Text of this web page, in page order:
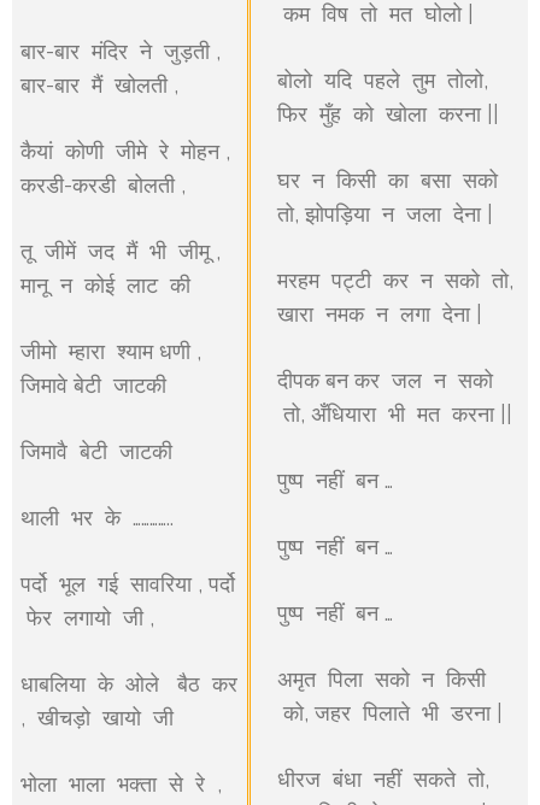
बार-बार मंदिर ने जुड़ती ,
बार-बार मैं खोलती ,
कैयां कोणी जीमे रे मोहन ,
करडी-करडी बोलती ,
तू जीमें जद मैं भी जीमू ,
मानू न कोई लाट की
जीमो म्हारा श्याम धणी ,
जिमावे बेटी जाटकी
जिमावै बेटी जाटकी
थाली भर के …………..
पर्दो भूल गई सावरिया , पर्दो
फेर लगायो जी ,
धाबलिया के ओले बैठ कर
, खीचड़ो खायो जी
भोला भाला भक्ता से रे ,
कम विष तो मत घोलो |
बोलो यदि पहले तुम तोलो,
फिर मुँह को खोला करना ||
घर न किसी का बसा सको
तो, झोपड़िया न जला देना |
मरहम पट्टी कर न सको तो,
खारा नमक न लगा देना |
दीपक बन कर जल न सको
तो, अँधियारा भी मत करना ||
पुष्प नहीं बन …
पुष्प नहीं बन …
पुष्प नहीं बन …
अमृत पिला सको न किसी
को, जहर पिलाते भी डरना |
धीरज बंधा नहीं सकते तो,